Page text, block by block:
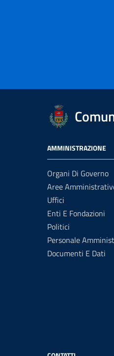
AMMINISTRAZIONE
Organi Di Governo
Aree
Uffici
Enti E Fondazioni
Politici
Personale
Documenti E Dati